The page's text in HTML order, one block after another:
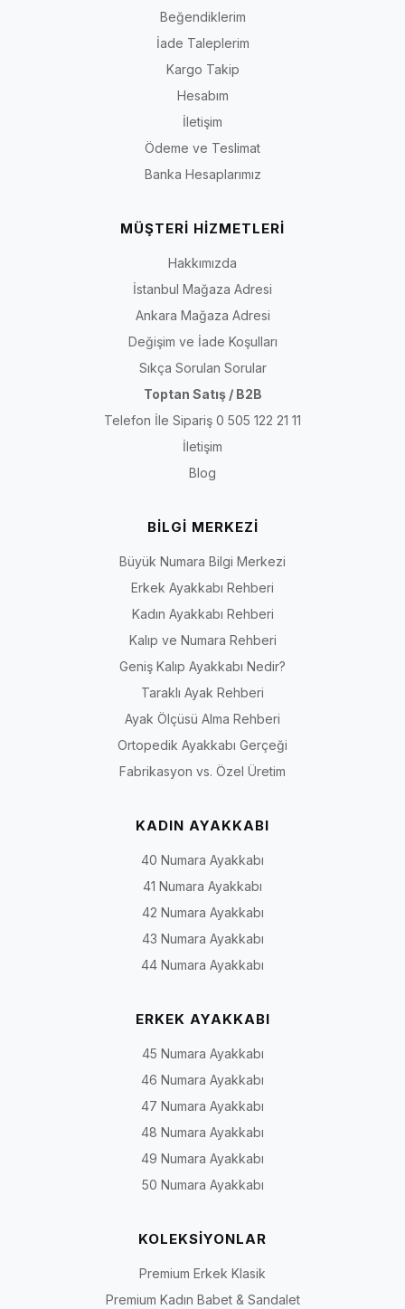
Beğendiklerim
İade Taleplerim
Kargo Takip
Hesabım
İletişim
Ödeme ve Teslimat
Banka Hesaplarımız
MÜŞTERİ HİZMETLERİ
Hakkımızda
İstanbul Mağaza Adresi
Ankara Mağaza Adresi
Değişim ve İade Koşulları
Sıkça Sorulan Sorular
Toptan Satış / B2B
Telefon İle Sipariş 0 505 122 21 11
İletişim
Blog
BİLGİ MERKEZİ
Büyük Numara Bilgi Merkezi
Erkek Ayakkabı Rehberi
Kadın Ayakkabı Rehberi
Kalıp ve Numara Rehberi
Geniş Kalıp Ayakkabı Nedir?
Taraklı Ayak Rehberi
Ayak Ölçüsü Alma Rehberi
Ortopedik Ayakkabı Gerçeği
Fabrikasyon vs. Özel Üretim
KADIN AYAKKABI
40 Numara Ayakkabı
41 Numara Ayakkabı
42 Numara Ayakkabı
43 Numara Ayakkabı
44 Numara Ayakkabı
ERKEK AYAKKABI
45 Numara Ayakkabı
46 Numara Ayakkabı
47 Numara Ayakkabı
48 Numara Ayakkabı
49 Numara Ayakkabı
50 Numara Ayakkabı
KOLEKSİYONLAR
Premium Erkek Klasik
Premium Kadın Babet & Sandalet